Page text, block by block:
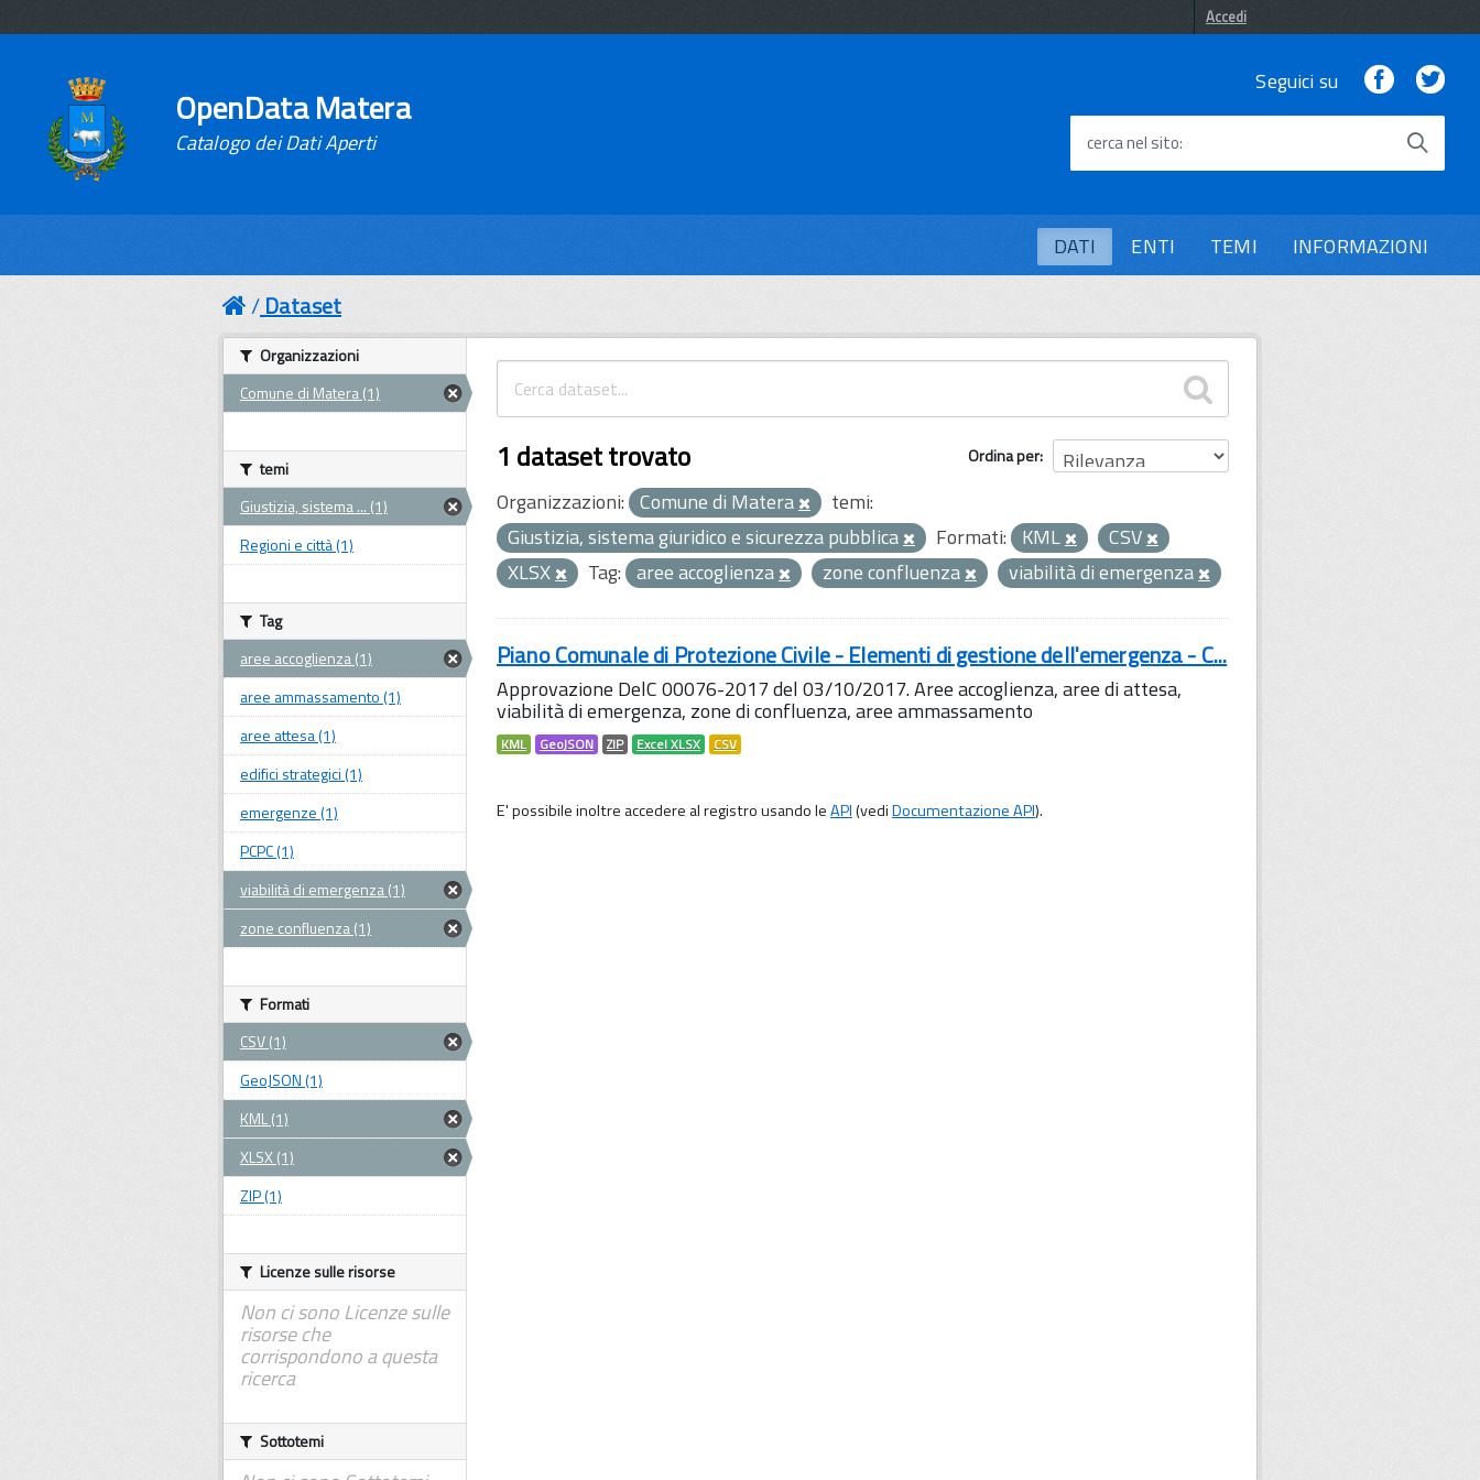
Accedi
OpenData Matera
Catalogo dei Dati Aperti
Seguici su Facebook
cerca nel sito
DATI ENTI TEMI INFORMAZIONI
Dataset
Ordina per
1 dataset trovato
Organizzazioni: Comune di Matera
temi:
Giustizia, sistema giuridico e sicurezza pubblica
Formati: KML
CSV
XLSX
Tag: aree accoglienza zone confluenza viabilità di emergenza
Piano Comunale di Protezione Civile - Elementi di gestione dell'emergenza - C...
Approvazione DelC 00076-2017 del 03/10/2017. Aree accoglienza, aree di attesa,
viabilità di emergenza, zone di confluenza, aree ammassamento
KML GeoJSON ZIP Excel XLSX CSV
E' possibile inoltre accedere al registro usando leAPI(vediDocumentazione API).
Organizzazioni
Comune di Matera (1)
temi
Giustizia, sistema ... (1)
Regioni e città (1)
Tag
aree accoglienza (1)
aree ammassamento (1)
aree attesa (1)
edifici strategici (1)
emergenze (1)
PCPC (1)
viabilità di emergenza (1)
zone confluenza (1)
Formati
CSV (1)
GeoJSON (1)
KML (1)
XLSX (1)
ZIP (1)
Licenze sulle risorse
Non ci sono Licenze sulle
risorse che
corrispondono a questa
ricerca
Sottotemi